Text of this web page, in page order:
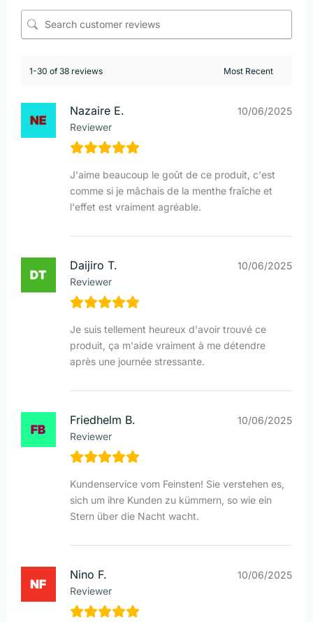
1-30 of 38 reviews
Nazaire E.
Reviewer
10/06/2025
J'aime beaucoup le goût de ce produit, c'est
comme si je mâchais de la menthe fraîche et
l'effet est vraiment agréable.
Daijiro T.
Reviewer
10/06/2025
Je suis tellement heureux d'avoir trouvé ce
produit, ça m'aide vraiment à me détendre
après une journée stressante.
Friedhelm B.
Reviewer
10/06/2025
Kundenservice vom Feinsten! Sie verstehen es,
sich um ihre Kunden zu kümmern, so wie ein
Stern über die Nacht wacht.
Nino F.
Reviewer
10/06/2025